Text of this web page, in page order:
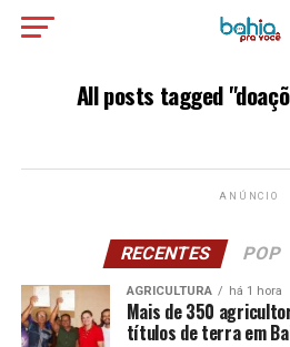
All posts tagged
ANÚNCIO
RECENTES POP
AGRICULTURA há 1 hora
Mais de 350
títulos de terra em